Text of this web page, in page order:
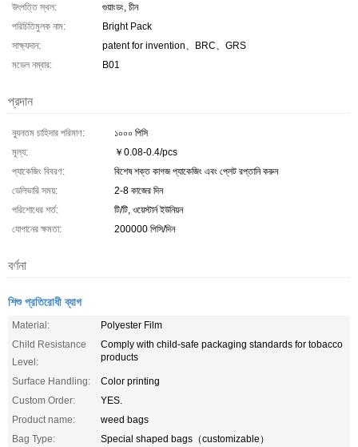
উৎপত্তি স্থল:
গুয়াংডং, চীন
পরিচিতিমুলক নাম:
Bright Pack
সাক্ষ্যদান:
patent for invention、BRC、GRS
মডেল নম্বার:
B01
প্রদান
ন্যূনতম চাহিদার পরিমাণ:
১০০০ পিসি
মূল্য:
￥0.08-0.4/pcs
প্যাকেজিং বিবরণ:
বিশেষ শক্ত কাগজ প্যাকেজিং এবং প্লেট রপ্তানি করুন
ডেলিভারি সময়:
2-8 কাজের দিন
পরিশোধের শর্ত:
টি/টি, ওয়েস্টার্ন ইউনিয়ন
যোগানের ক্ষমতা:
200000 পিসি/দিন
বর্ণনা
শিশু প্রতিরোধী ব্যাগ
Material:
Polyester Film
Child Resistance
Level:
Comply with child-safe packaging standards for tobacco
products
Surface Handling:
Color printing
Custom Order:
YES.
Product name:
weed bags
Bag Type:
Special shaped bags（customizable）